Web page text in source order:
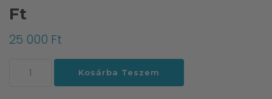
Ft
25 000 Ft
Ajándékutalvány
Kosárba Teszem